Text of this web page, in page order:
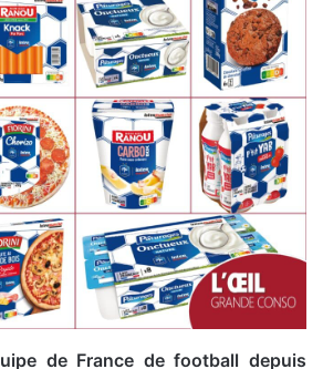
de France de football depuis